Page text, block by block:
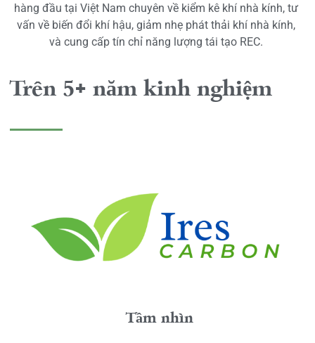
hàng đầu tại Việt Nam chuyên về kiểm kê khí nhà kính, tư
vấn về biến đổi khí hậu, giảm nhẹ phát thải khí nhà kính,
và cung cấp tín chỉ năng lượng tái tạo REC.
Trên 5+ năm kinh nghiệm
Tầm nhìn